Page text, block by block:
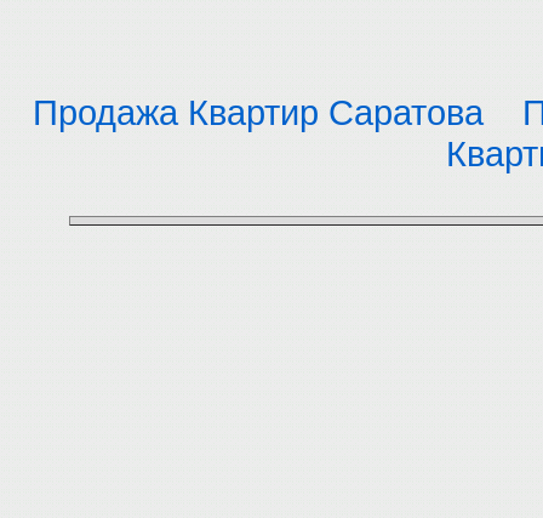
Продажа Квартир Саратова